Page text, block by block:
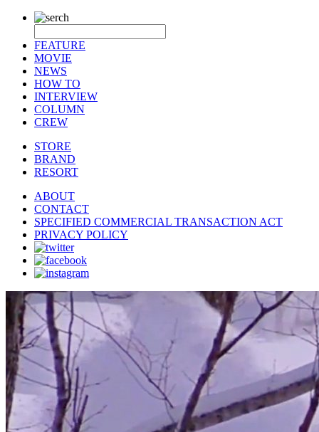
FEATURE
MOVIE
NEWS
HOW TO
INTERVIEW
COLUMN
CREW
STORE
BRAND
RESORT
ABOUT
CONTACT
SPECIFIED COMMERCIAL TRANSACTION ACT
PRIVACY POLICY